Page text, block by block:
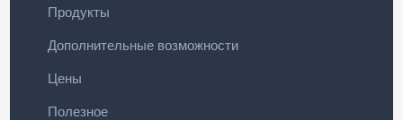
Продукты
Дополнительные возможности
Цены
Полезное